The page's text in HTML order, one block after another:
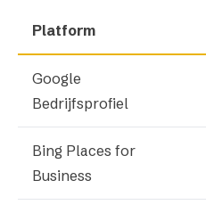
Platform
Google
Bedrijfsprofiel
Bing Places for
Business